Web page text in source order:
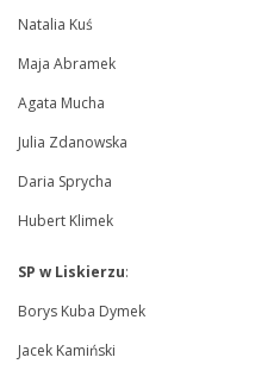
Natalia Kuś
Maja Abramek
Agata Mucha
Julia Zdanowska
Daria Sprycha
Hubert Klimek
SP w Liskierzu:
Borys Kuba Dymek
Jacek Kamiński